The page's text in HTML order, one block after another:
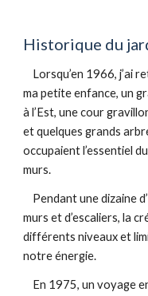
Historique du
ma petite enfance, un
à l’Est, une cour
et quelques grands
occupaient l’essentiel
murs.
murs et d’escaliers, la
différents niveaux et
notre énergie.